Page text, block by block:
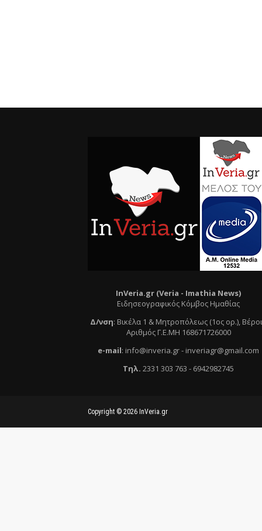
InVeria.gr (Veria - Ιmathia News)
Ειδησεογραφικός Κόμβος Ημαθίας
Δ/νση: Βικέλα 1 & Μητροπόλεως (1ος ορ.),
Αριθμός Γ.Ε.ΜΗ 168671726000
e-mail: info@inveria.gr- inveriagr@gmail.com
Τηλ. 2331 303 763 - 6942982745
Copyright © 2026 InVeria.gr